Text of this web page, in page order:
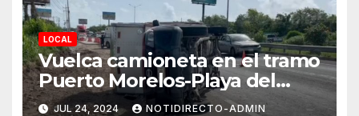
LOCAL
Vuelca camioneta en el tramo
Puerto Morelos-Playa del
Carmen
JUL 24, 2024 NOTIDIRECTO-ADMIN